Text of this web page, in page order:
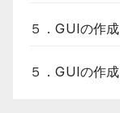
５．GUIの作成
５．GUIの作成